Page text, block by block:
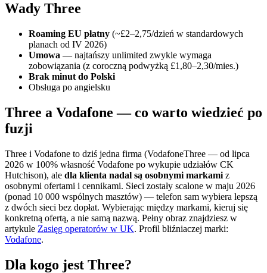
Wady Three
Roaming EU płatny (~£2–2,75/dzień w standardowych
planach od IV 2026)
Umowa — najtańszy unlimited zwykle wymaga
zobowiązania (z coroczną podwyżką £1,80–2,30/mies.)
Brak minut do Polski
Obsługa po angielsku
Three a Vodafone — co warto wiedzieć po
fuzji
Three i Vodafone to dziś jedna firma (VodafoneThree — od lipca
2026 w 100% własność Vodafone po wykupie udziałów CK
Hutchison), ale dla klienta nadal są osobnymi markami z
osobnymi ofertami i cennikami. Sieci zostały scalone w maju 2026
(ponad 10 000 wspólnych masztów) — telefon sam wybiera lepszą
z dwóch sieci bez dopłat. Wybierając między markami, kieruj się
konkretną ofertą, a nie samą nazwą. Pełny obraz znajdziesz w
artykule Zasięg operatorów w UK. Profil bliźniaczej marki:
Vodafone.
Dla kogo jest Three?